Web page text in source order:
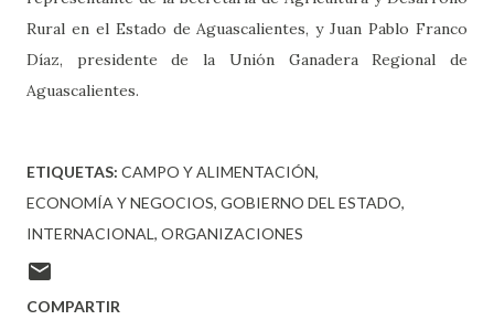
Rural en el Estado de Aguascalientes, y Juan Pablo Franco
Díaz, presidente de la Unión Ganadera Regional de
Aguascalientes.
ETIQUETAS: CAMPO Y ALIMENTACIÓN
ECONOMÍA Y NEGOCIOS GOBIERNO DEL ESTADO
INTERNACIONAL ORGANIZACIONES
COMPARTIR